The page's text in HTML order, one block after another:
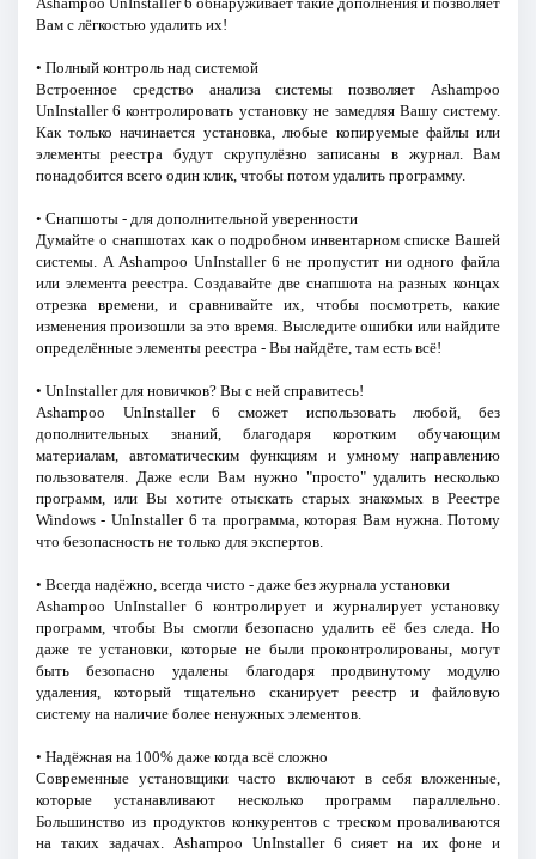
Вам с лёгкостью удалить их!
• Полный контроль над системой
Встроенное средство анализа системы позволяет Ashampoo
UnInstaller 6 контролировать установку не замедляя Вашу систему.
Как только начинается установка, любые копируемые файлы или
элементы реестра будут скрупулёзно записаны в журнал. Вам
понадобится всего один клик, чтобы потом удалить программу.
• Снапшоты - для дополнительной уверенности
Думайте о снапшотах как о подробном инвентарном списке Вашей
системы. А Ashampoo UnInstaller 6 не пропустит ни одного файла
или элемента реестра. Создавайте две снапшота на разных концах
отрезка времени, и сравнивайте их, чтобы посмотреть, какие
изменения произошли за это время. Выследите ошибки или найдите
определённые элементы реестра - Вы найдёте, там есть всё!
• UnInstaller для новичков? Вы с ней справитесь!
Ashampoo UnInstaller 6 сможет использовать любой, без
дополнительных знаний, благодаря коротким обучающим
материалам, автоматическим функциям и умному направлению
пользователя. Даже если Вам нужно "просто" удалить несколько
программ, или Вы хотите отыскать старых знакомых в Реестре
Windows - UnInstaller 6 та программа, которая Вам нужна. Потому
что безопасность не только для экспертов.
• Всегда надёжно, всегда чисто - даже без журнала установки
Ashampoo UnInstaller 6 контролирует и журналирует установку
программ, чтобы Вы смогли безопасно удалить её без следа. Но
даже те установки, которые не были проконтролированы, могут
быть безопасно удалены благодаря продвинутому модулю
удаления, который тщательно сканирует реестр и файловую
систему на наличие более ненужных элементов.
• Надёжная на 100% даже когда всё сложно
Современные установщики часто включают в себя вложенные,
которые устанавливают несколько программ параллельно.
Большинство из продуктов конкурентов с треском проваливаются
на таких задачах. Ashampoo UnInstaller 6 сияет на их фоне и